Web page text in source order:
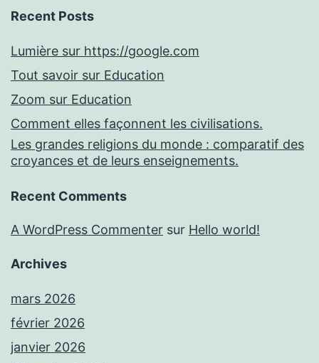
Recent Posts
Lumière sur https://google.com
Tout savoir sur Education
Zoom sur Education
Comment elles façonnent les civilisations.
Les grandes religions du monde : comparatif des
croyances et de leurs enseignements.
Recent Comments
A WordPress Commenter sur Hello world!
Archives
mars 2026
février 2026
janvier 2026